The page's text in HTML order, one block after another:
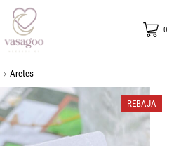
0
Aretes
REBAJA